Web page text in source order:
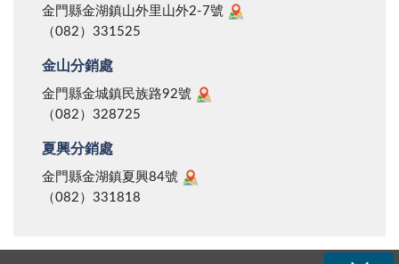
反而會經由相互激盪，產生整體進步的效果。因此，商
家在追求利潤的同時，理應採取以誠待人的態度，努力
擴大與消費者合作互惠的空間，達到買賣雙贏的局面。
案，更可能是冰山一角；對於消保官主動出擊、保護消
消保工作持續、正面的推展下去，早日還給鄉親一個資
金門縣金湖鎮山外里山外2-7號
（082）331525
金山分銷處
金門縣金城鎮民族路92號
（082）328725
夏興分銷處
金門縣金湖鎮夏興84號
（082）331818